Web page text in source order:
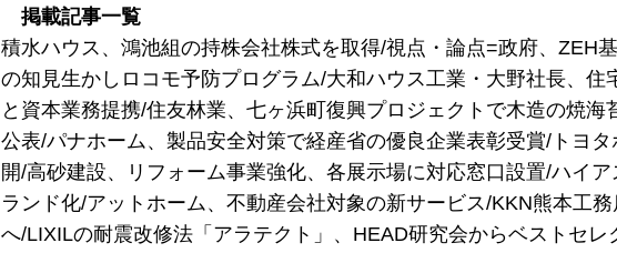
掲載記事一覧
積水ハウス、鴻池組の持株会社株式を取得/視点・論点=政府、ZEH
の知見生かしロコモ予防プログラム/大和ハウス工業・大野社長、
と資本業務提携/住友林業、七ヶ浜町復興プロジェクトで木造の焼
公表/パナホーム、製品安全対策で経産省の優良企業表彰受賞/トヨ
開/高砂建設、リフォーム事業強化、各展示場に対応窓口設置/ハイ
ランド化/アットホーム、不動産会社対象の新サービス/KKN熊本工
へ/LIXILの耐震改修法「アラテクト」、HEAD研究会からベストセ